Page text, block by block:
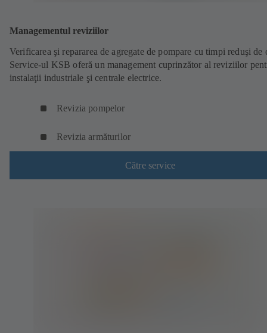
Managementul reviziilor
Verificarea şi repararea de agregate de pompare cu timpi reduşi de
Service-ul KSB oferă un management cuprinzător al reviziilor
instalaţii industriale şi centrale electrice.
Revizia pompelor
Revizia armăturilor
Către service